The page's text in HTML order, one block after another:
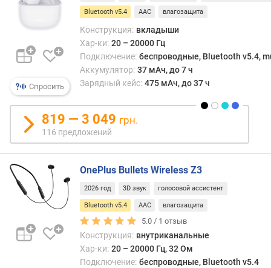
в
с
(
)
н
т
у
к
Спросить
Bluetooth v5.4 AAC влагозащита
Конструкция: вкладыши
Хар-ки: 20 – 20000 Гц
Подключение: беспроводные, Bluetooth v5.4,
Аккумулятор: 37 мАч, до 7 ч
Зарядный кейс: 475 мАч, до 37 ч
819 — 3 049 грн.
116 предложений
OnePlus Bullets Wireless Z3
2026 год 3D звук голосовой ассистент
Bluetooth v5.4 AAC влагозащита
5.0 / 1 отзыв
Конструкция: внутриканальные
Хар-ки: 20 – 20000 Гц, 32 Ом
Подключение: беспроводные, Bluetooth v5.4